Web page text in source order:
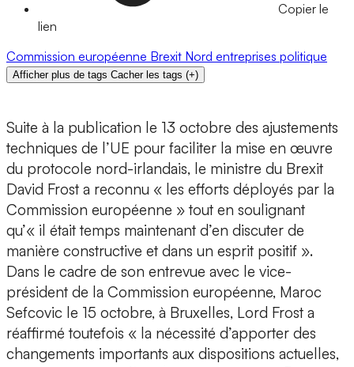
Copier le
lien
Commission européenne Brexit Nord entreprises politique
Afficher plus de tags Cacher les tags (+)
Suite à la publication le 13 octobre des ajustements
techniques de l’UE pour faciliter la mise en œuvre
du protocole nord-irlandais, le ministre du Brexit
David Frost a reconnu « les efforts déployés par la
Commission européenne » tout en soulignant
qu’« il était temps maintenant d’en discuter de
manière constructive et dans un esprit positif ».
Dans le cadre de son entrevue avec le vice-
président de la Commission européenne, Maroc
Sefcovic le 15 octobre, à Bruxelles, Lord Frost a
réaffirmé toutefois « la nécessité d’apporter des
changements importants aux dispositions actuelles,